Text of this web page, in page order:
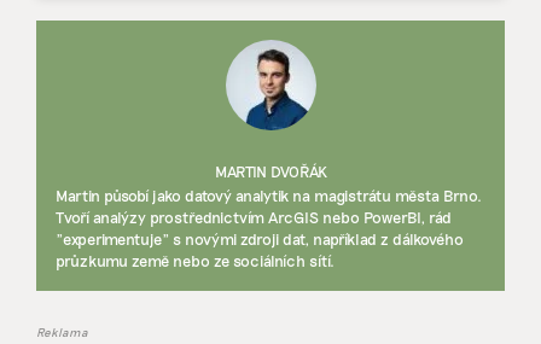
MARTIN DVOŘÁK
Martin působí jako datový analytik na magistrátu města Brno.
Tvoří analýzy prostřednictvím ArcGIS nebo PowerBI, rád
"experimentuje" s novými zdroji dat, například z dálkového
průzkumu země nebo ze sociálních sítí.
Reklama